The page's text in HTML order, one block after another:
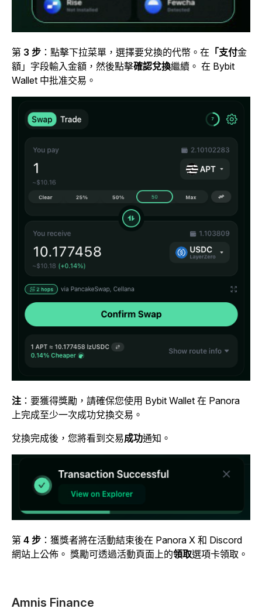
第 3 步 ：點擊下拉菜單，選擇要兌換的代幣。在 「支付金
額」字段輸入金額 ，然後點擊確認兌換繼續。 在 Bybit
Wallet 中批准交易。
注 ：要獲得獎勵，請確保您使用 Bybit Wallet 在 Panora
上完成至少一次成功兌換交易。
兌換完成後， 您將看到交易成功通知。
第 4 步 ：獲獎者將在活動結束後在 Panora X 和 Discord
網站上公佈。 獎勵可透過活動頁面上的領取選項卡領取 。
Amnis Finance